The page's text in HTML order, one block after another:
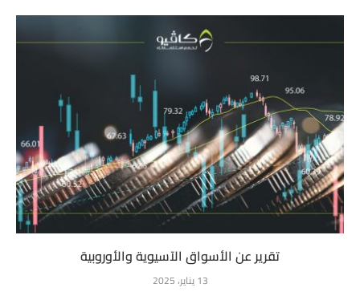
تقرير عن الأسواق الآسيوية والأوروبية
13 يناير، 2025